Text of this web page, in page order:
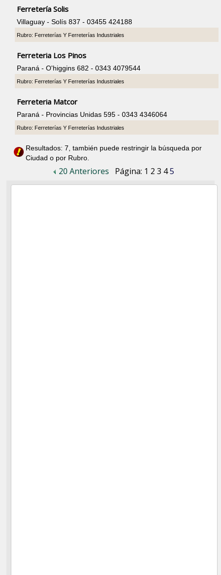
Ferretería Solis
Villaguay - Solís 837 - 03455 424188
Rubro: Ferreterías Y Ferreterías Industriales
Ferreteria Los Pinos
Paraná - O'higgins 682 - 0343 4079544
Rubro: Ferreterías Y Ferreterías Industriales
Ferreteria Matcor
Paraná - Provincias Unidas 595 - 0343 4346064
Rubro: Ferreterías Y Ferreterías Industriales
Resultados: 7, también puede restringir la búsqueda por
Ciudad o por Rubro.
20 Anteriores Página: 1 2 3 45